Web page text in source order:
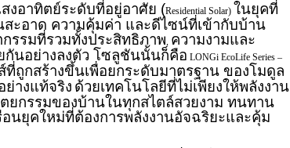
งอาทิตย์ระดับที่อยู่อาศัย (Residential Solar) ในยุคที่
ะอาด ความคุ้มค่า และดีไซน์ที่เข้ากับบ้าน
รรมที่รวมทั้งประสิทธิภาพ, ความงามและ
กันอย่างลงตัว โซลูชันนั้นก็คือ LONGi EcoLife Series –
ที่ถูกสร้างขึ้นเพื่อยกระดับมาตรฐาน ของโมดูล
างแท้จริง ด้วยเทคโนโลยีที่ไม่เพียงให้พลังงาน
ยกรรมของบ้านในทุกสไตล์สวยงาม ทนทาน
นยุคใหม่ที่ต้องการพลังงานอัจฉริยะและคุ้ม